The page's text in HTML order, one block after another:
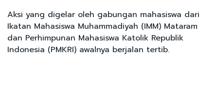
Aksi yang digelar oleh gabungan mahasiswa dari
Ikatan Mahasiswa Muhammadiyah (IMM) Mataram
dan Perhimpunan Mahasiswa Katolik Republik
Indonesia (PMKRI) awalnya berjalan tertib.